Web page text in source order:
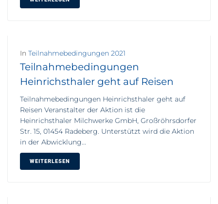
In Teilnahmebedingungen 2021
Teilnahmebedingungen
Heinrichsthaler geht auf Reisen
Teilnahmebedingungen Heinrichsthaler geht auf
Reisen Veranstalter der Aktion ist die
Heinrichsthaler Milchwerke GmbH, Großröhrsdorfer
Str. 15, 01454 Radeberg. Unterstützt wird die Aktion
in der Abwicklung...
WEITERLESEN